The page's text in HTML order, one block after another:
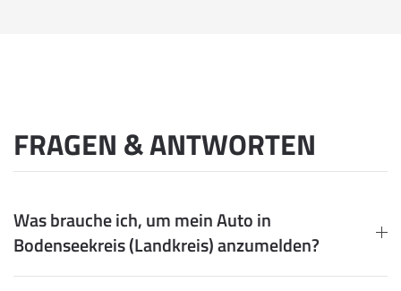
FRAGEN & ANTWORTEN
Was brauche ich, um mein Auto in
Bodenseekreis (Landkreis) anzumelden?